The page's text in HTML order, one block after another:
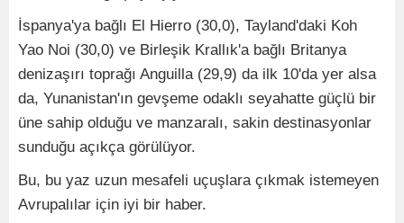
İspanya'ya bağlı El Hierro (30,0), Tayland'daki Koh
Yao Noi (30,0) ve Birleşik Krallık'a bağlı Britanya
denizaşırı toprağı Anguilla (29,9) da ilk 10'da yer alsa
da, Yunanistan'ın gevşeme odaklı seyahatte güçlü bir
üne sahip olduğu ve manzaralı, sakin destinasyonlar
sunduğu açıkça görülüyor.
Bu, bu yaz uzun mesafeli uçuşlara çıkmak istemeyen
Avrupalılar için iyi bir haber.